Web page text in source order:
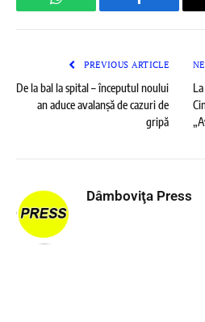
WhatsApp Facebook
PREVIOUS ARTICLE
De la bal la spital – începutul noului
an aduce avalanșă de cazuri de
gripă
Dâmboviţa Press